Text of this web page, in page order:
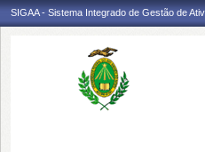
SIGAA - Sistema Integrado de Gestão de